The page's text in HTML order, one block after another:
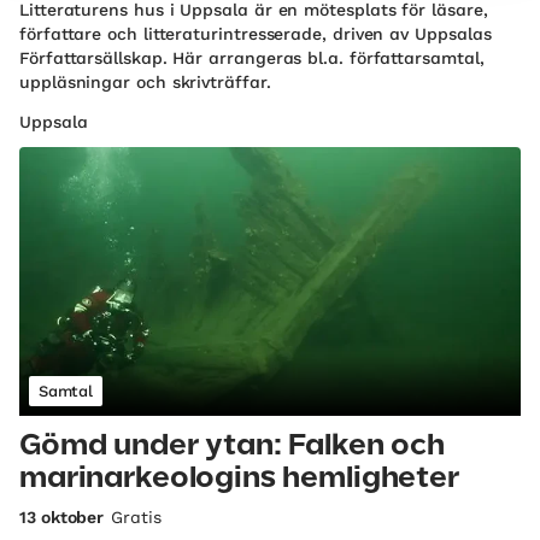
Litteraturens hus i Uppsala är en mötesplats för läsare,
författare och litteraturintresserade, driven av Uppsalas
Författarsällskap. Här arrangeras bl.a. författarsamtal,
uppläsningar och skrivträffar.
Uppsala
Samtal
Gömd under ytan: Falken och
marinarkeologins hemligheter
13 oktober Gratis